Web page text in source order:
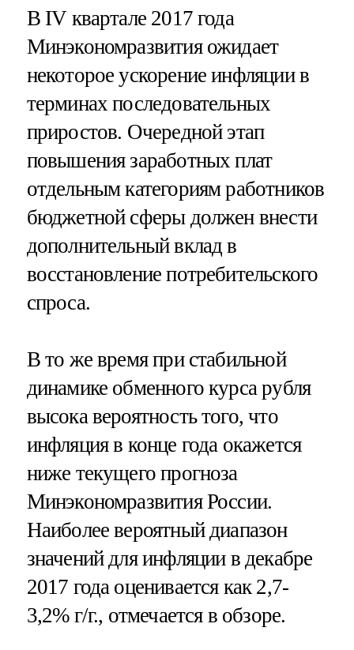
В IV квартале 2017 года
Минэкономразвития ожидает
некоторое ускорение инфляции в
терминах последовательных
приростов. Очередной этап
повышения заработных плат
отдельным категориям работников
бюджетной сферы должен внести
дополнительный вклад в
восстановление потребительского
спроса.
В то же время при стабильной
динамике обменного курса рубля
высока вероятность того, что
инфляция в конце года окажется
ниже текущего прогноза
Минэкономразвития России.
Наиболее вероятный диапазон
значений для инфляции в декабре
2017 года оценивается как 2,7-
3,2% г/г., отмечается в обзоре.